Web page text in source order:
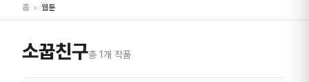
홈 › 웹툰
소꿉친구총 1개 작품